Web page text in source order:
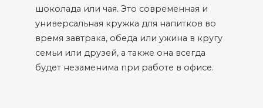
шоколада или чая. Это современная и
универсальная кружка для напитков во
время завтрака, обеда или ужина в кругу
семьи или друзей, а также она всегда
будет незаменима при работе в офисе.